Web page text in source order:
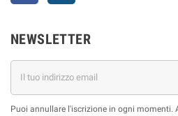
NEWSLETTER
Puoi annullare l'iscrizione in ogni momenti.